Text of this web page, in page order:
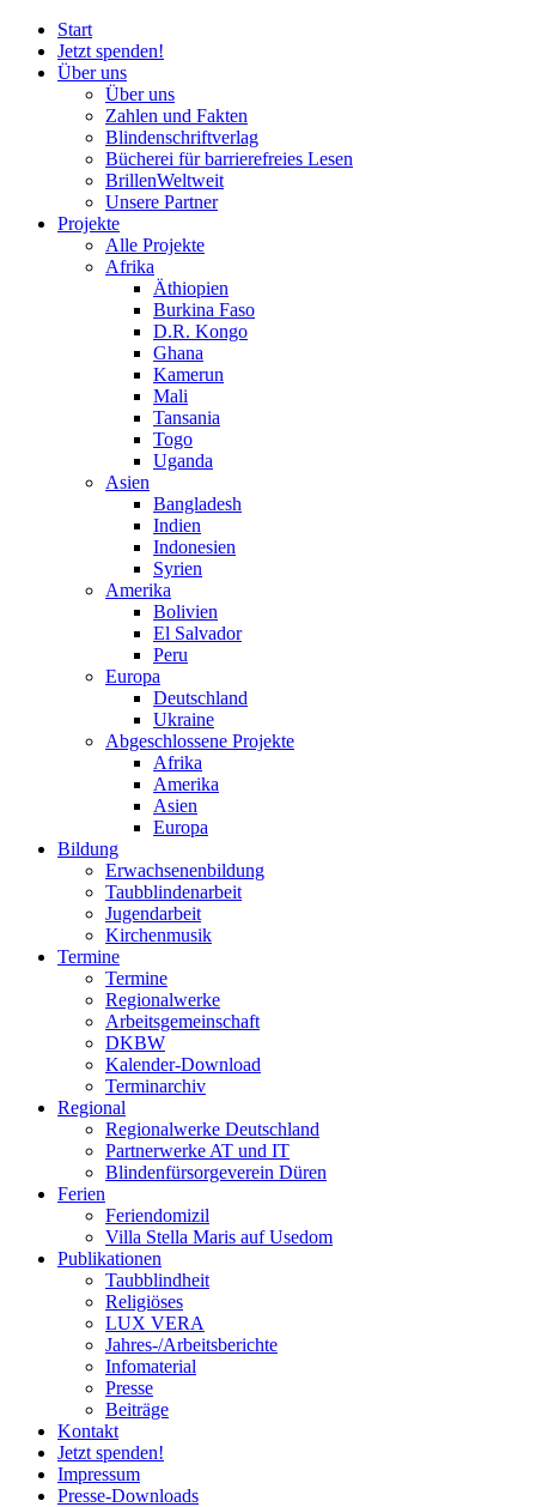
Start
Jetzt spenden!
Über uns
Über uns
Zahlen und Fakten
Blindenschriftverlag
Bücherei fürbarrierefreies Lesen
BrillenWeltweit
Unsere Partner
Projekte
Alle Projekte
Afrika
Äthiopien
Burkina Faso
D.R. Kongo
Ghana
Kamerun
Mali
Tansania
Togo
Uganda
Asien
Bangladesh
Indien
Indonesien
Syrien
Amerika
Bolivien
El Salvador
Peru
Europa
Deutschland
Ukraine
Abgeschlossene Projekte
Afrika
Amerika
Asien
Europa
Bildung
Erwachsenenbildung
Taubblindenarbeit
Jugendarbeit
Kirchenmusik
Termine
Termine
Regionalwerke
Arbeitsgemeinschaft
DKBW
Kalender-Download
Terminarchiv
Regional
Regionalwerke Deutschland
Partnerwerke AT und IT
Blindenfürsorgeverein Düren
Ferien
Feriendomizil
Villa Stella Maris auf Usedom
Publikationen
Taubblindheit
Religiöses
LUX VERA
Jahres-/​Arbeitsberichte
Infomaterial
Presse
Beiträge
Kontakt
Jetzt spenden!
Impressum
Presse-Downloads